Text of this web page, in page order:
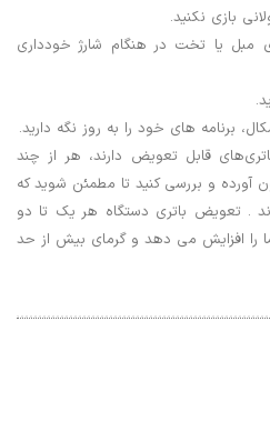
بازی نکنید.
مبل یا تخت در هنگام شارژ خودداری
برنامه های خود را به روز نگه دارید.
قابل تعویض دارند، هر از چند
آورده و بررسی کنید تا مطمئن شوید که
. تعویض باتری دستگاه هر یک تا دو
را افزایش می دهد و گرمای بیش از حد